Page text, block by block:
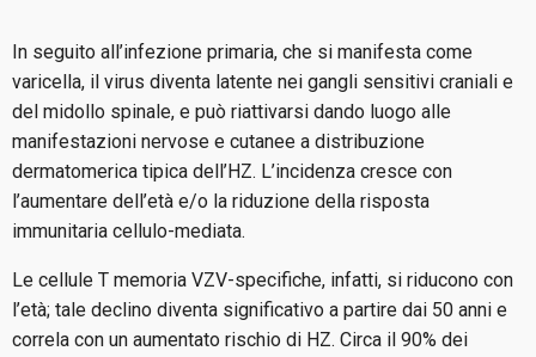
In seguito all’infezione primaria, che si manifesta come
varicella, il virus diventa latente nei gangli sensitivi craniali e
del midollo spinale, e può riattivarsi dando luogo alle
manifestazioni nervose e cutanee a distribuzione
dermatomerica tipica dell’HZ. L’incidenza cresce con
l’aumentare dell’età e/o la riduzione della risposta
immunitaria cellulo-mediata.
Le cellule T memoria VZV-specifiche, infatti, si riducono con
l’età; tale declino diventa significativo a partire dai 50 anni e
correla con un aumentato rischio di HZ. Circa il 90% dei